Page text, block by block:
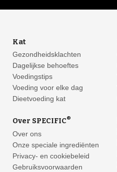
Kat
Gezondheidsklachten
Dagelijkse behoeftes
Voedingstips
Voeding voor elke dag
Dieetvoeding kat
Over SPECIFIC®
Over ons
Onze speciale ingrediënten
Privacy- en cookiebeleid
Gebruiksvoorwaarden